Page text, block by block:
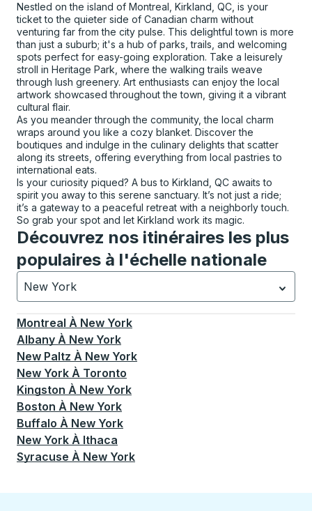
Nestled on the island of Montreal, Kirkland, QC, is your
ticket to the quieter side of Canadian charm without
venturing far from the city pulse. This delightful town is more
than just a suburb; it's a hub of parks, trails, and welcoming
spots perfect for easy-going exploration. Take a leisurely
stroll in Heritage Park, where the walking trails weave
through lush greenery. Art enthusiasts can enjoy the local
artwork showcased throughout the town, giving it a vibrant
cultural flair.
As you meander through the community, the local charm
wraps around you like a cozy blanket. Discover the
boutiques and indulge in the culinary delights that scatter
along its streets, offering everything from local pastries to
international eats.
Is your curiosity piqued? A bus to Kirkland, QC awaits to
spirit you away to this serene sanctuary. It’s not just a ride;
it’s a gateway to a peaceful retreat with a neighborly touch.
So grab your spot and let Kirkland work its magic.
Découvrez nos itinéraires les plus
populaires à l'échelle nationale
New York
Actuellement sélectionné: New York.La sélection est
Montreal À New York
Albany À New York
New Paltz À New York
New York À Toronto
Kingston À New York
Boston À New York
Buffalo À New York
New York À Ithaca
Syracuse À New York